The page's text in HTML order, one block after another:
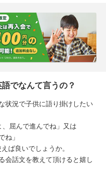
でなんて言うの？
状況で子供に語り掛けしたい
、屈んで進んでね」又は
ね」
ば良いでしょうか。
会話文を教えて頂けると嬉し